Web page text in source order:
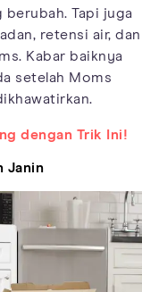
Tapi juga
retensi air, dan
Kabar baiknya
setelah Moms
dengan Trik Ini!
Janin